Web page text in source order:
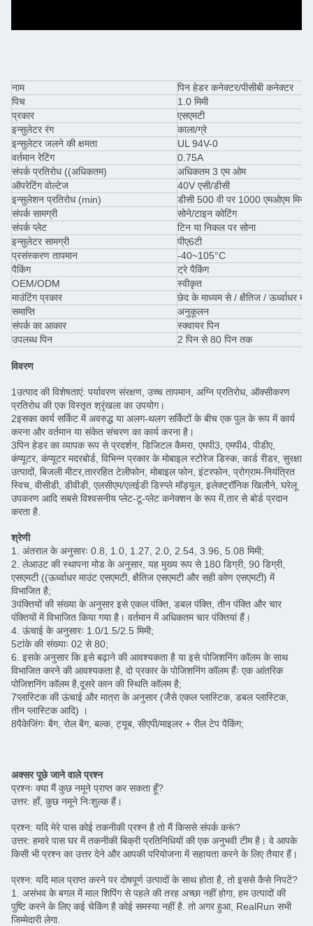
नाम
पिन हेडर कनेक्टर/पीसीबी कनेक्टर
पिच
1.0 मिमी
प्रकार
एसएमटी
इन्सुलेटर रंग
काला/ग्रे
इन्सुलेटर जलने की क्षमता
UL 94V-0
वर्तमान रेटिंग
0.75A
संपर्क प्रतिरोध ((अधिकतम)
अधिकतम 3 एम ओम
ऑपरेटिंग वोल्टेज
40V एसी/डीसी
इन्सुलेशन प्रतिरोध (min)
डीसी 500 वी पर 1000 एमओएम मिन
संपर्क सामग्री
सोने/टाइन कोटिंग
संपर्क प्लेट
टिन या निकल पर सोना
इन्सुलेटर सामग्री
पीए6टी
प्रसंस्करण तापमान
-40~105°C
पैकिंग
ट्रे पैकिंग
OEM/ODM
स्वीकृत
माउंटिंग प्रकार
छेद के माध्यम से / क्षैतिज / ऊर्ध्वाधर
समाप्ति
अनुकूलन
संपर्क का आकार
स्क्वायर पिन
उपलब्ध पिन
2 पिन से 80 पिन तक
विवरण
1उत्पाद की विशेषताएं: पर्यावरण संरक्षण, उच्च तापमान, अग्नि प्रतिरोध, ऑक्सीकरण
प्रतिरोध की एक विस्तृत श्रृंखला का उपयोग।
2इसका कार्य सर्किट में अवरुद्ध या अलग-थलग सर्किटों के बीच एक पुल के रूप में कार्य
करना और वर्तमान या संकेत संचरण का कार्य करना है।
3पिन हेडर का व्यापक रूप से प्रदर्शन, डिजिटल कैमरा, एमपी3, एमपी4, पीडीए,
कंप्यूटर, कंप्यूटर मदरबोर्ड, विभिन्न प्रकार के मोबाइल स्टोरेज डिस्क, कार्ड रीडर, सुरक्षा
उत्पादों, बिजली मीटर,ताररहित टेलीफोन, मोबाइल फोन, इंटरफोन, प्रोग्राम-नियंत्रित
स्विच, वीसीडी, डीवीडी, एलसीएम/एलईडी डिस्प्ले मॉड्यूल, इलेक्ट्रॉनिक खिलौने, घरेलू
उपकरण आदि सबसे विश्वसनीय प्लेट-टू-प्लेट कनेक्शन के रूप में,तार से बोर्ड प्रदान
करता है.
श्रेणी
1. अंतराल के अनुसारः 0.8, 1.0, 1.27, 2.0, 2.54, 3.96, 5.08 मिमी;
2. लेआउट की स्थापना मोड के अनुसार, यह मुख्य रूप से 180 डिग्री, 90 डिग्री,
एसएमटी ((ऊर्ध्वाधर माउंट एसएमटी, क्षैतिज एसएमटी और सही कोण एसएमटी) में
विभाजित है;
3पंक्तियों की संख्या के अनुसार इसे एकल पंक्ति, डबल पंक्ति, तीन पंक्ति और चार
पंक्तियों में विभाजित किया गया है। वर्तमान में अधिकतम चार पंक्तियां हैं।
4. ऊंचाई के अनुसारः 1.0/1.5/2.5 मिमी;
5टांके की संख्याः 02 से 80;
6. इसके अनुसार कि इसे बढ़ाने की आवश्यकता है या इसे पोजिशनिंग कॉलम के साथ
विभाजित करने की आवश्यकता है, दो प्रकार के पोजिशनिंग कॉलम हैंः एक आंतरिक
पोजिशनिंग कॉलम है,दूसरे कान की स्थिति कॉलम है;
7प्लास्टिक की ऊंचाई और मात्रा के अनुसार (जैसे एकल प्लास्टिक, डबल प्लास्टिक,
तीन प्लास्टिक आदि) ।
8पैकेजिंगः बैग, रोल बैग, बल्क, ट्यूब, सीएपी/माइलर + रील टेप पैकिंग;
अक्सर पूछे जाने वाले प्रश्न
प्रश्नः क्या मैं कुछ नमूने प्राप्त कर सकता हूँ?
उत्तर: हाँ, कुछ नमूने निःशुल्क हैं।
प्रश्न: यदि मेरे पास कोई तकनीकी प्रश्न है तो मैं किससे संपर्क करूं?
उत्तर: हमारे पास घर में तकनीकी बिक्री प्रतिनिधियों की एक अनुभवी टीम है। वे आपके
किसी भी प्रश्न का उत्तर देने और आपकी परियोजना में सहायता करने के लिए तैयार हैं।
प्रश्न: यदि माल प्राप्त करने पर दोषपूर्ण उत्पादों के साथ होता है, तो इससे कैसे निपटें?
1. असंभव के बगल में माल शिपिंग से पहले की तरह अच्छा नहीं होगा, हम उत्पादों की
पुष्टि करने के लिए कई चेकिंग है कोई समस्या नहीं है. तो अगर हुआ, RealRun सभी
जिम्मेदारी लेगा.